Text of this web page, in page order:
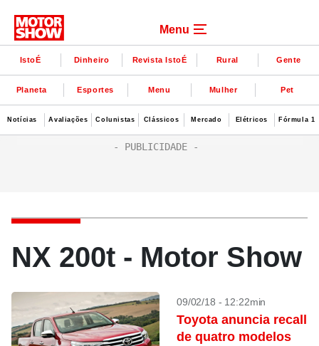
Menu
IstoÉ Dinheiro Revista IstoÉ Rural Gente
Planeta Esportes Menu Mulher Pet
Notícias Avaliações Colunistas Clássicos Mercado Elétricos Fórmula 1
NX 200t - Motor Show
09/02/18 - 12:22min
Toyota anuncia recall
de quatro modelos